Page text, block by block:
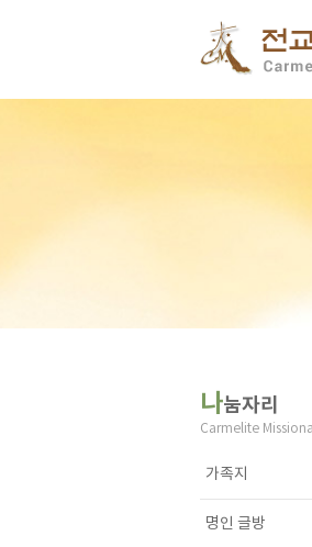
나눔자리
Carmelite
가족지
명인 글방